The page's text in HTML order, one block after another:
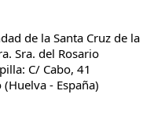
de la Santa Cruz de la
Sra. del Rosario
C/ Cabo, 41
- España)